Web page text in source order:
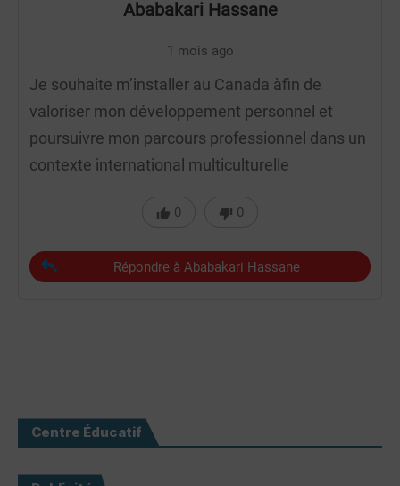
Ababakari Hassane
1 mois ago
Je souhaite m’installer au Canada àfin de
valoriser mon développement personnel et
poursuivre mon parcours professionnel dans un
contexte international multiculturelle
0 0
Répondre à Ababakari Hassane
Centre Éducatif